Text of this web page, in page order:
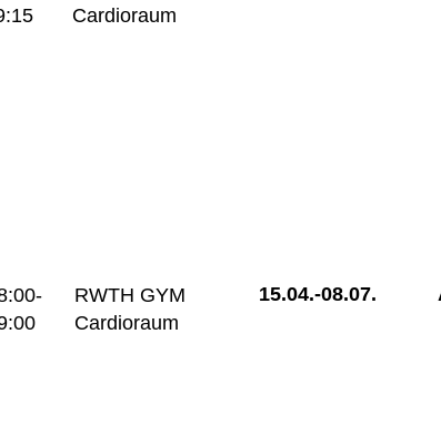
Cardioraum
RWTH GYM
Cardioraum
15.04.-08.07.